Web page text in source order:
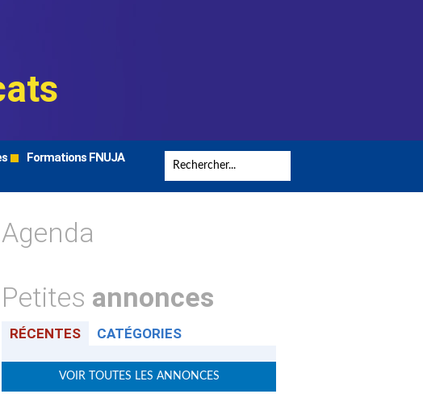
Formations FNUJA
Agenda
Petites annonces
RÉCENTES CATÉGORIES
VOIR TOUTES LES ANNONCES